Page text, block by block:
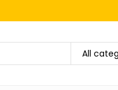
All